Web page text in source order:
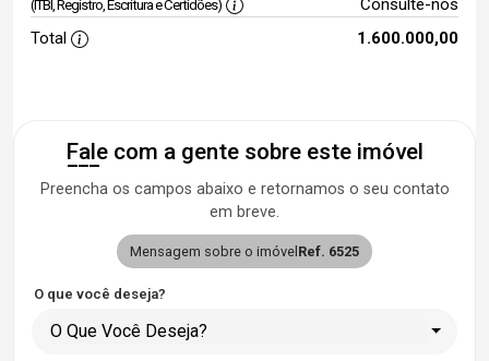
(ITBI, Registro, Escritura e Certidões)
Consulte-nos
Total
1.600.000,00
Fale com a gente sobre este imóvel
Preencha os campos abaixo e retornamos o seu contato
em breve.
Mensagem sobre o imóvel Ref. 6525
O que você deseja?
O Que Você Deseja?